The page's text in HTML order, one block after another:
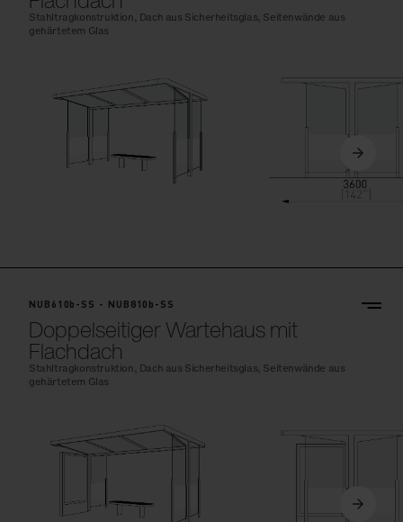
Stahltragkonstruktion, Dach aus Sicherheitsglas, Seitenwände aus
gehärtetem Glas
NUB610b-SS - NUB810b-SS
Doppelseitiger Wartehaus mit
Flachdach
Stahltragkonstruktion, Dach aus Sicherheitsglas, Seitenwände aus
gehärtetem Glas